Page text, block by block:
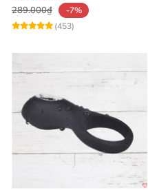
289.000₫
-7%
(453)